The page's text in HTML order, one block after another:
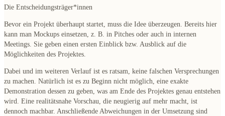
Die Entscheidungsträger*innen
Bevor ein Projekt überhaupt startet, muss die Idee überzeugen. Bereits hier
kann man Mockups einsetzen, z. B. in Pitches oder auch in internen
Meetings. Sie geben einen ersten Einblick bzw. Ausblick auf die
Möglichkeiten des Projektes.
Dabei und im weiteren Verlauf ist es ratsam, keine falschen Versprechungen
zu machen. Natürlich ist es zu Beginn nicht möglich, eine exakte
Demonstration dessen zu geben, was am Ende des Projektes genau entstehen
wird. Eine realitätsnahe Vorschau, die neugierig auf mehr macht, ist
dennoch machbar. Anschließende Abweichungen in der Umsetzung sind